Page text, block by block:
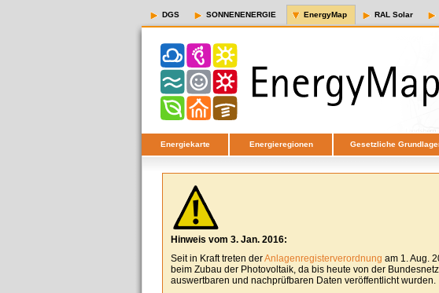
DGS SONNENENERGIE EnergyMap RAL Solar
Energiekarte Energieregionen Gesetzliche
Hinweis vom 3. Jan. 2016:
Seit in Kraft treten derAnlagenregisterverordnung am 1. Aug.
beim Zubau der Photovoltaik, da bis heute von der
auswertbaren und nachprüfbaren Daten veröffentlicht wurden.